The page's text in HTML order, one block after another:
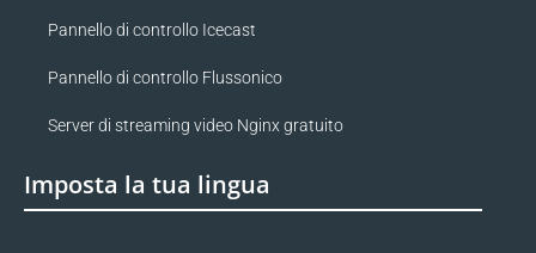
Pannello di controllo Icecast
Pannello di controllo Flussonico
Server di streaming video Nginx gratuito
Imposta la tua lingua